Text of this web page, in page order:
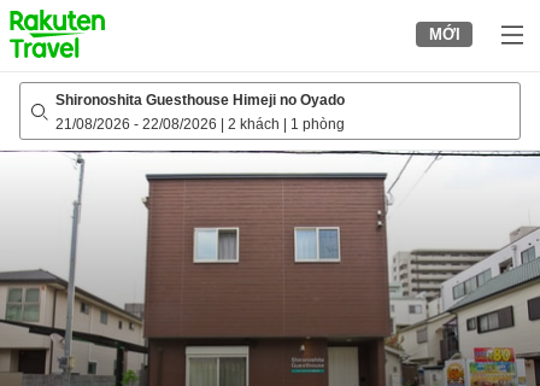
to
top
page
MỚI
Shironoshita Guesthouse Himeji no Oyado
21/08/2026 - 22/08/2026 2 khách 1 phòng